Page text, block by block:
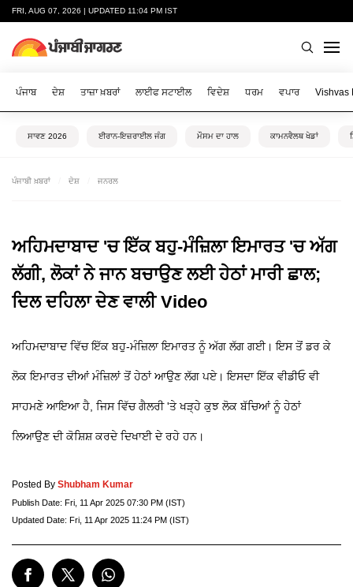
FRI, AUG 07, 2026 | UPDATED 11:04 PM IST
ਪੰਜਾਬ ਦੇਸ਼ ਤਾਜ਼ਾ ਖ਼ਬਰਾਂ ਲਾਈਫ ਸਟਾਈਲ ਵਿਦੇਸ਼ ਧਰਮ ਵਪਾਰ Vishvas
ਸਾਵਣ 2026 ਈਰਾਨ-ਇਜ਼ਰਾਈਲ ਜੰਗ ਮੌਸਮ ਦਾ ਹਾਲ ਕਾਮਨਵੈਲਥ ਖੇਡਾਂ
ਪੰਜਾਬੀ ਖ਼ਬਰਾਂ ਦੇਸ਼ ਜਨਰਲ
ਅਹਿਮਦਾਬਾਦ 'ਚ ਇੱਕ ਬਹੁ-ਮੰਜ਼ਿਲਾ ਇਮਾਰਤ 'ਚ ਅੱਗ
ਲੱਗੀ, ਲੋਕਾਂ ਨੇ ਜਾਨ ਬਚਾਉਣ ਲਈ ਹੇਠਾਂ ਮਾਰੀ ਛਾਲ;
ਦਿਲ ਦਹਿਲਾ ਦੇਣ ਵਾਲੀ Video
ਅਹਿਮਦਾਬਾਦ ਵਿੱਚ ਇੱਕ ਬਹੁ-ਮੰਜ਼ਿਲਾ ਇਮਾਰਤ ਨੂੰ ਅੱਗ ਲੱਗ ਗਈ। ਇਸ ਤੋਂ ਡਰ ਕੇ
ਲੋਕ ਇਮਾਰਤ ਦੀਆਂ ਮੰਜ਼ਿਲਾਂ ਤੋਂ ਹੇਠਾਂ ਆਉਣ ਲੱਗ ਪਏ। ਇਸਦਾ ਇੱਕ ਵੀਡੀਓ ਵੀ
ਸਾਹਮਣੇ ਆਇਆ ਹੈ, ਜਿਸ ਵਿੱਚ ਗੈਲਰੀ 'ਤੇ ਖੜ੍ਹੇ ਕੁਝ ਲੋਕ ਬੱਚਿਆਂ ਨੂੰ ਹੇਠਾਂ
ਲਿਆਉਣ ਦੀ ਕੋਸ਼ਿਸ਼ ਕਰਦੇ ਦਿਖਾਈ ਦੇ ਰਹੇ ਹਨ।
Posted By Shubham Kumar
Publish Date: Fri, 11 Apr 2025 07:30 PM (IST)
Updated Date: Fri, 11 Apr 2025 11:24 PM (IST)